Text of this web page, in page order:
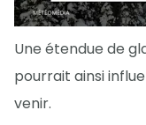
Une étendue de
pourrait ainsi
venir.